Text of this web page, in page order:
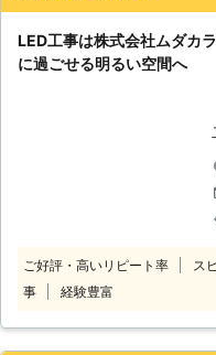
LED工事は株式会社ムダカ
に過ごせる明るい空間へ
ご好評・高いリピート率 ス
事
経験豊富